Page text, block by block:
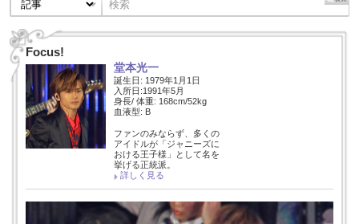
Focus!
堂本光一
誕生日: 1979年1月1日
入所日:1991年5月
身長/ 体重: 168cm/52kg
血液型: B
ファンのみならず、多くの
アイドルが「ジャニーズに
おける王子様」として名を
挙げる正統派。
詳しく見る